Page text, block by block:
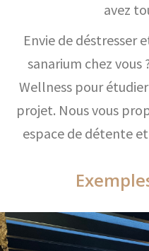
avez
Envie de déstresser
sanarium chez vous
Wellness pour
projet. Nous vous
espace de détente